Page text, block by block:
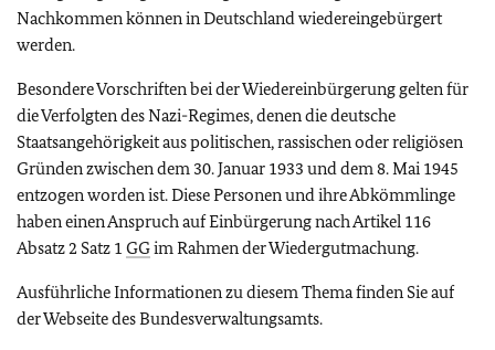
Nachkommen können in Deutschland wiedereingebürgert
werden.
Besondere Vorschriften bei der Wiedereinbürgerung gelten für
die Verfolgten des Nazi-Regimes, denen die deutsche
Staatsangehörigkeit aus politischen, rassischen oder religiösen
Gründen zwischen dem 30. Januar 1933 und dem 8. Mai 1945
entzogen worden ist. Diese Personen und ihre Abkömmlinge
haben einen Anspruch auf Einbürgerung nach Artikel 116
Absatz 2 Satz 1 GGim Rahmen der Wiedergutmachung.
Ausführliche Informationen zu diesem Thema finden Sie auf
der Webseite des Bundesverwaltungsamts.